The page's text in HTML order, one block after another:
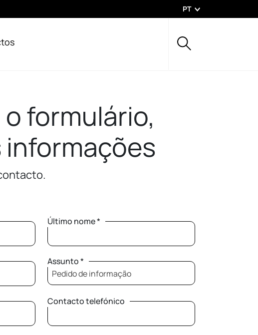
PT
formulário,
informações
Último nome *
Assunto *
Pedido de informação
Contacto telefónico